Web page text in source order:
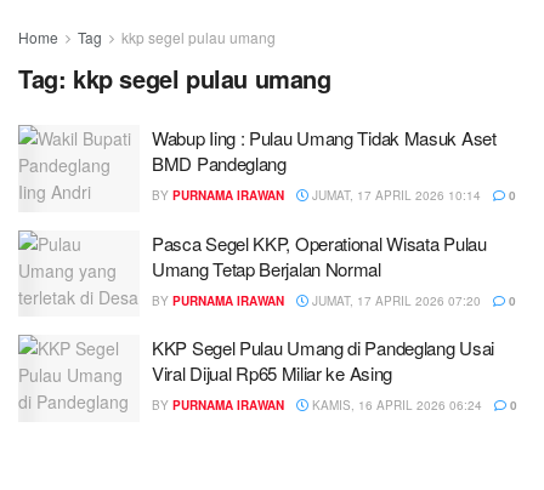
Home Tag kkp segel pulau umang
Tag: kkp segel pulau umang
Wabup Iing : Pulau Umang Tidak Masuk Aset
BMD Pandeglang
BY PURNAMA IRAWAN JUMAT, 17 APRIL 2026 10:14 0
Pasca Segel KKP, Operational Wisata Pulau
Umang Tetap Berjalan Normal
BY PURNAMA IRAWAN JUMAT, 17 APRIL 2026 07:20 0
KKP Segel Pulau Umang di Pandeglang Usai
Viral Dijual Rp65 Miliar ke Asing
BY PURNAMA IRAWAN KAMIS, 16 APRIL 2026 06:24 0